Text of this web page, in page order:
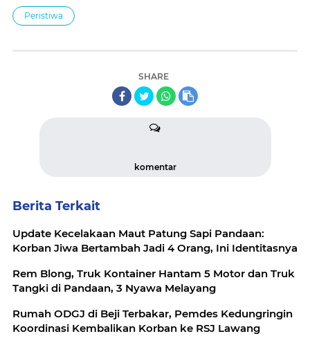
Peristiwa
SHARE
komentar
Berita Terkait
Update Kecelakaan Maut Patung Sapi Pandaan:
Korban Jiwa Bertambah Jadi 4 Orang, Ini Identitasnya
Rem Blong, Truk Kontainer Hantam 5 Motor dan Truk
Tangki di Pandaan, 3 Nyawa Melayang
Rumah ODGJ di Beji Terbakar, Pemdes Kedungringin
Koordinasi Kembalikan Korban ke RSJ Lawang